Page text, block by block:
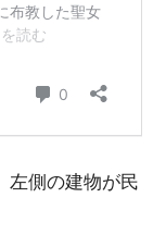
左側の建物が民